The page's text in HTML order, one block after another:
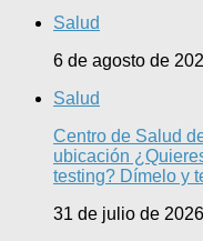
Salud
6 de agosto de
Salud
Centro de Salud
ubicación
testing? Dímelo y
31 de julio de 2026